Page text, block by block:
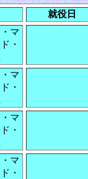
就役日
マ
・
マ
・
マ
・
マ
・